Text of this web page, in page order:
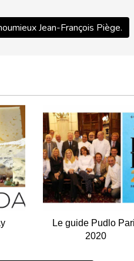
Jean-François Piège.
Le guide Pudlo
2020